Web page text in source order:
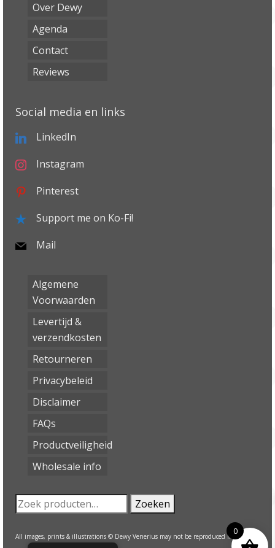
Over Dewy
Agenda
Contact
Reviews
Social media en links
LinkedIn
Instagram
Pinterest
Support me on Ko-Fi!
Mail
Algemene
Voorwaarden
Levertijd &
verzendkosten
Retourneren
Privacybeleid
Disclaimer
FAQs
Productveiligheid
Wholesale info
Zoeken
naar:
Zoeken
All images, prints & illustrations © Dewy Venerius may not be reproduced in any
0